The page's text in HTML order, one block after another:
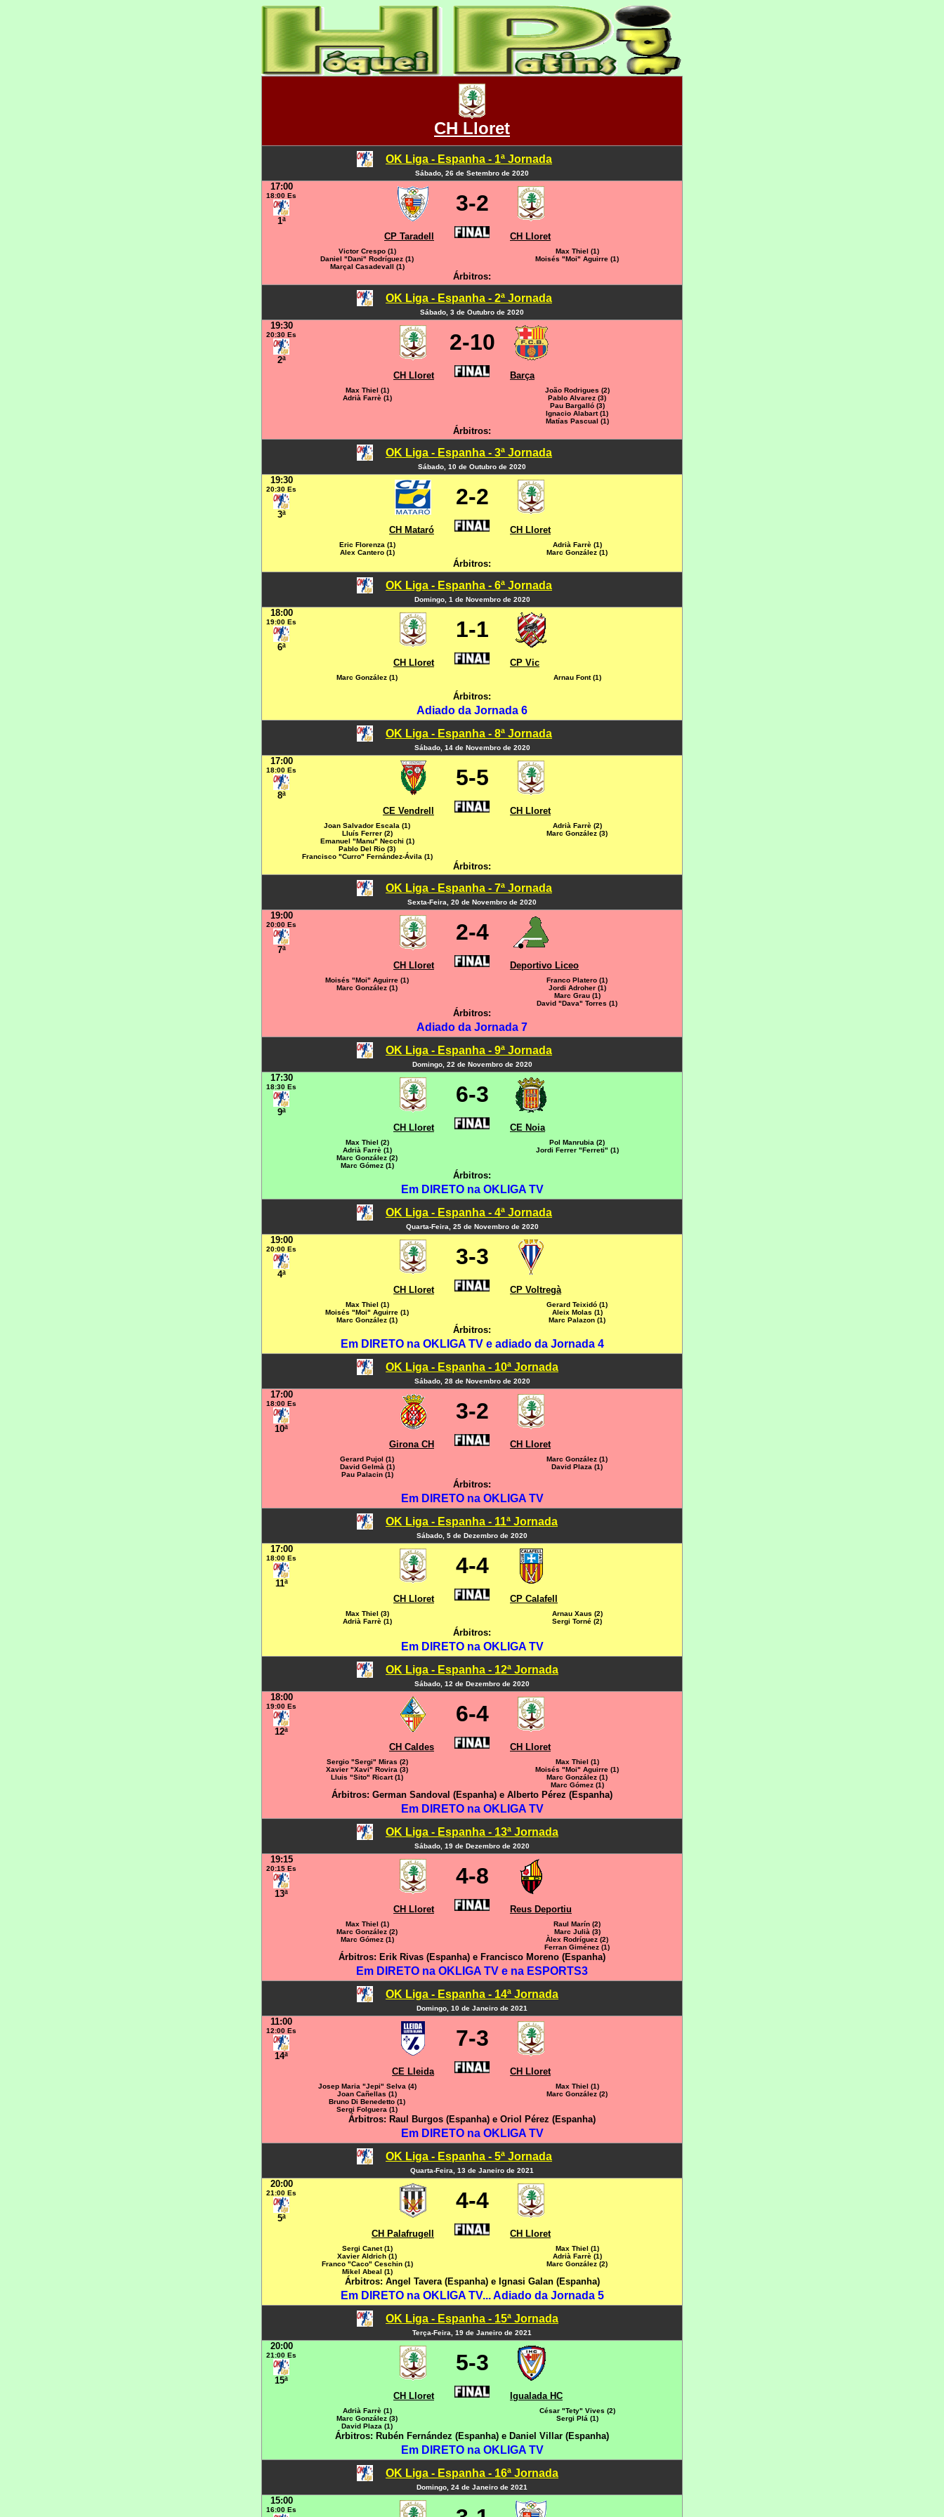
CH Lloret
OK Liga - Espanha - 1ª Jornada
Sábado, 26 de Setembro de 2020
17:00
18:00 Es
1ª
3-2
CP Taradell CH Lloret
Victor Crespo (1)
Daniel "Dani" Rodríguez (1)
Marçal Casadevall (1)
Max Thiel (1)
Moisés "Moi" Aguirre (1)
Árbitros:
OK Liga - Espanha - 2ª Jornada
Sábado, 3 de Outubro de 2020
19:30
20:30 Es
2ª
2-10
CH Lloret Barça
Max Thiel (1)
Adrià Farrè (1)
João Rodrigues (2)
Pablo Alvarez (3)
Pau Bargalló (3)
Ignacio Alabart (1)
Matías Pascual (1)
Árbitros:
OK Liga - Espanha - 3ª Jornada
Sábado, 10 de Outubro de 2020
19:30
20:30 Es
3ª
2-2
CH Mataró CH Lloret
Eric Florenza (1)
Alex Cantero (1)
Adrià Farrè (1)
Marc González (1)
Árbitros:
OK Liga - Espanha - 6ª Jornada
Domingo, 1 de Novembro de 2020
18:00
19:00 Es
6ª
1-1
CH Lloret CP Vic
Marc González (1) Arnau Font (1)
Árbitros:
Adiado da Jornada 6
OK Liga - Espanha - 8ª Jornada
Sábado, 14 de Novembro de 2020
17:00
18:00 Es
8ª
5-5
CE Vendrell CH Lloret
Joan Salvador Escala (1)
Lluís Ferrer (2)
Emanuel "Manu" Necchi (1)
Pablo Del Rio (3)
Francisco "Curro" Fernández-Ávila (1)
Adrià Farrè (2)
Marc González (3)
Árbitros:
OK Liga - Espanha - 7ª Jornada
Sexta-Feira, 20 de Novembro de 2020
19:00
20:00 Es
7ª
2-4
CH Lloret Deportivo Liceo
Moisés "Moi" Aguirre (1)
Marc González (1)
Franco Platero (1)
Jordi Adroher (1)
Marc Grau (1)
David "Dava" Torres (1)
Árbitros:
Adiado da Jornada 7
OK Liga - Espanha - 9ª Jornada
Domingo, 22 de Novembro de 2020
17:30
18:30 Es
9ª
6-3
CH Lloret CE Noia
Max Thiel (2)
Adrià Farrè (1)
Marc González (2)
Marc Gómez (1)
Pol Manrubia (2)
Jordi Ferrer "Ferreti" (1)
Árbitros:
Em DIRETO na OKLIGA TV
OK Liga - Espanha - 4ª Jornada
Quarta-Feira, 25 de Novembro de 2020
19:00
20:00 Es
4ª
3-3
CH Lloret CP Voltregà
Max Thiel (1)
Moisés "Moi" Aguirre (1)
Marc González (1)
Gerard Teixidó (1)
Aleix Molas (1)
Marc Palazon (1)
Árbitros:
Em DIRETO na OKLIGA TV e adiado da Jornada 4
OK Liga - Espanha - 10ª Jornada
Sábado, 28 de Novembro de 2020
17:00
18:00 Es
10ª
3-2
Girona CH CH Lloret
Gerard Pujol (1)
David Gelmà (1)
Pau Palacin (1)
Marc González (1)
David Plaza (1)
Árbitros:
Em DIRETO na OKLIGA TV
OK Liga - Espanha - 11ª Jornada
Sábado, 5 de Dezembro de 2020
17:00
18:00 Es
11ª
4-4
CH Lloret CP Calafell
Max Thiel (3)
Adrià Farrè (1)
Arnau Xaus (2)
Sergi Torné (2)
Árbitros:
Em DIRETO na OKLIGA TV
OK Liga - Espanha - 12ª Jornada
Sábado, 12 de Dezembro de 2020
18:00
19:00 Es
12ª
6-4
CH Caldes CH Lloret
Sergio "Sergi" Miras (2)
Xavier "Xavi" Rovira (3)
Lluis "Sito" Ricart (1)
Max Thiel (1)
Moisés "Moi" Aguirre (1)
Marc González (1)
Marc Gómez (1)
Árbitros: German Sandoval (Espanha) e Alberto Pérez (Espanha)
Em DIRETO na OKLIGA TV
OK Liga - Espanha - 13ª Jornada
Sábado, 19 de Dezembro de 2020
19:15
20:15 Es
13ª
4-8
CH Lloret Reus Deportiu
Max Thiel (1)
Marc González (2)
Marc Gómez (1)
Raul Marín (2)
Marc Julià (3)
Àlex Rodríguez (2)
Ferran Giménez (1)
Árbitros: Erik Rivas (Espanha) e Francisco Moreno (Espanha)
Em DIRETO na OKLIGA TV e na ESPORTS3
OK Liga - Espanha - 14ª Jornada
Domingo, 10 de Janeiro de 2021
11:00
12:00 Es
14ª
7-3
CE Lleida CH Lloret
Josep Maria "Jepi" Selva (4)
Joan Cañellas (1)
Bruno Di Benedetto (1)
Sergi Folguera (1)
Max Thiel (1)
Marc González (2)
Árbitros: Raul Burgos (Espanha) e Oriol Pérez (Espanha)
Em DIRETO na OKLIGA TV
OK Liga - Espanha - 5ª Jornada
Quarta-Feira, 13 de Janeiro de 2021
20:00
21:00 Es
5ª
4-4
CH Palafrugell CH Lloret
Sergi Canet (1)
Xavier Aldrich (1)
Franco "Caco" Ceschin (1)
Mikel Abeal (1)
Max Thiel (1)
Adrià Farrè (1)
Marc González (2)
Árbitros: Angel Tavera (Espanha) e Ignasi Galan (Espanha)
Em DIRETO na OKLIGA TV... Adiado da Jornada 5
OK Liga - Espanha - 15ª Jornada
Terça-Feira, 19 de Janeiro de 2021
20:00
21:00 Es
15ª
5-3
CH Lloret Igualada HC
Adrià Farrè (1)
Marc González (3)
David Plaza (1)
César "Tety" Vives (2)
Sergi Plá (1)
Árbitros: Rubén Fernández (Espanha) e Daniel Villar (Espanha)
Em DIRETO na OKLIGA TV
OK Liga - Espanha - 16ª Jornada
Domingo, 24 de Janeiro de 2021
15:00
16:00 Es